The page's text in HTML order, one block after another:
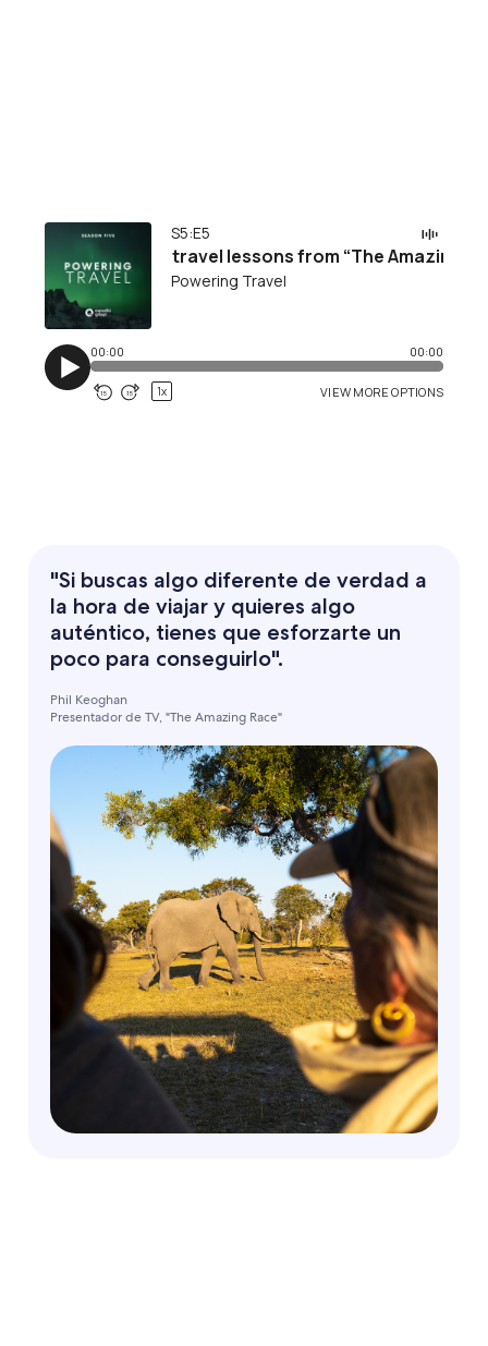
"Si buscas algo diferente de verdad a
la hora de viajar y quieres algo
auténtico, tienes que esforzarte un
poco para conseguirlo".
Phil Keoghan
Presentador de TV, "The Amazing Race"